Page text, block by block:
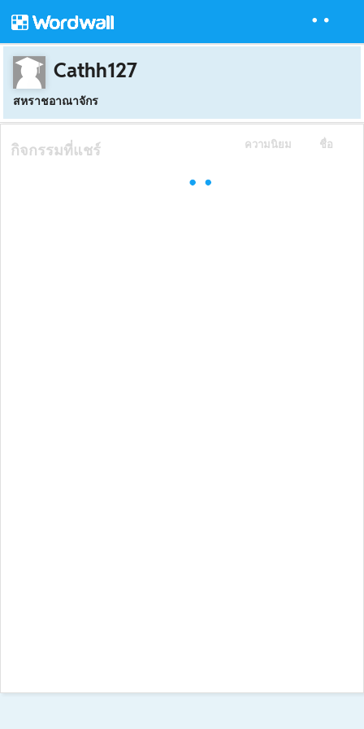
Cathh127
สหราชอาณาจักร
ความนิยม ชื่อ
กิจกรรมที่แชร์